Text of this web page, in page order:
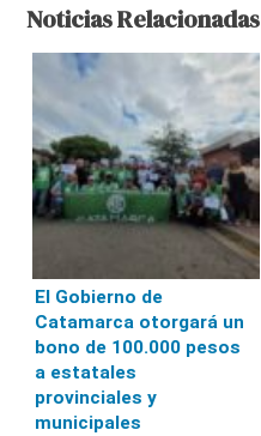
Noticias Relacionadas
El Gobierno de
Catamarca otorgará un
bono de 100.000 pesos
a estatales
provinciales y
municipales